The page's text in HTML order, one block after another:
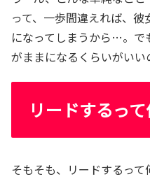
って、一歩間違えれば、
になってしまうから…。で
がままになるくらいがいい
リードするっ
そもそも、リードするっ